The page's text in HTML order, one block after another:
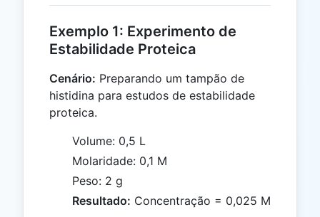
Exemplo 1: Experimento de
Estabilidade Proteica
Cenário: Preparando um tampão de
histidina para estudos de estabilidade
proteica.
Volume: 0,5 L
Molaridade: 0,1 M
Peso: 2 g
Resultado: Concentração = 0,025 M